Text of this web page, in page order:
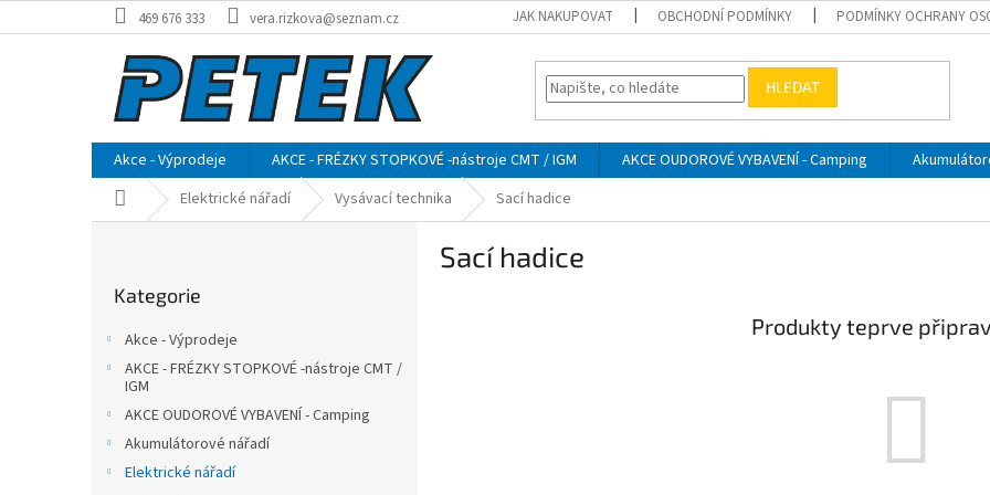
na
469 676 333 vera.rizkova@seznam.cz JAK NAKUPOVAT OBCHODNÍ PODMÍNKY PODMÍNKY OCHRANY
HLEDAT
Akce - Výprodeje AKCE - FRÉZKY STOPKOVÉ -nástroje CMT / IGM AKCE OUDOROVÉ VYBAVENÍ - Camping
Domů Elektrické nářadí Vysávací technika Sací hadice
kategorie
Kategorie
Akce - Výprodeje
AKCE - FRÉZKY STOPKOVÉ -nástroje CMT /
IGM
AKCE OUDOROVÉ VYBAVENÍ - Camping
Akumulátorové nářadí
Elektrické nářadí
Sací hadice
Produkty teprve